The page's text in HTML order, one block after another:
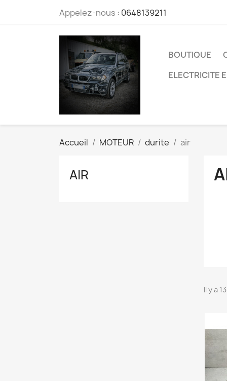
Appelez-nous : 0648139211
BOUTIQUE
ELECTRICITE
Accueil MOTEUR durite air
AIR
Il y a